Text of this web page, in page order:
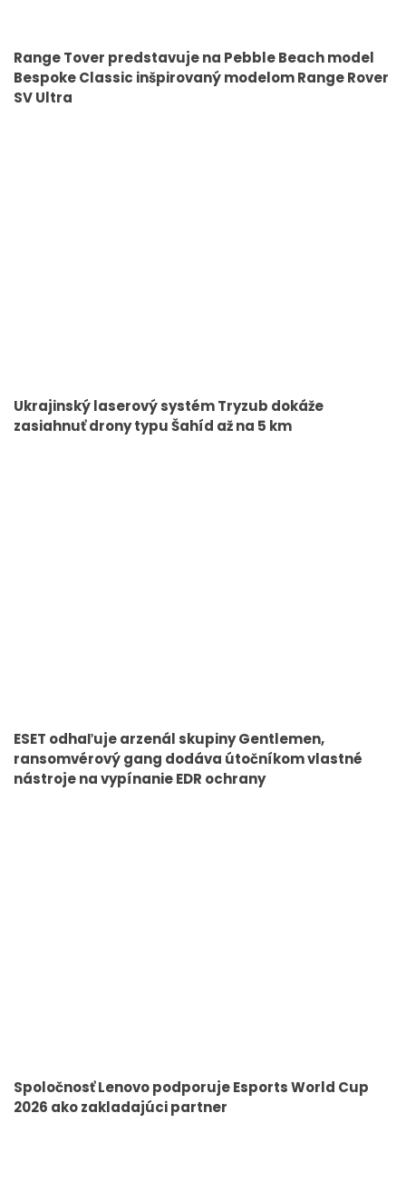
Range Tover predstavuje na Pebble Beach model
Bespoke Classic inšpirovaný modelom Range Rover
SV Ultra
Ukrajinský laserový systém Tryzub dokáže
zasiahnuť drony typu Šahíd až na 5 km
ESET odhaľuje arzenál skupiny Gentlemen,
ransomvérový gang dodáva útočníkom vlastné
nástroje na vypínanie EDR ochrany
Spoločnosť Lenovo podporuje Esports World Cup
2026 ako zakladajúci partner